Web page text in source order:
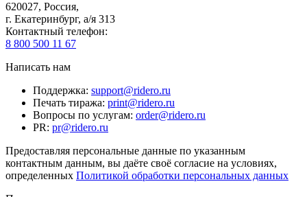
620027, Россия,
г. Екатеринбург, а/я 313
Контактный телефон:
8 800 500 11 67
Написать нам
Поддержка: support@ridero.ru
Печать тиража: print@ridero.ru
Вопросы по услугам: order@ridero.ru
PR: pr@ridero.ru
Предоставляя персональные данные по указанным
контактным данным, вы даёте своё согласие на условиях,
определенных Политикой обработки персональных данных